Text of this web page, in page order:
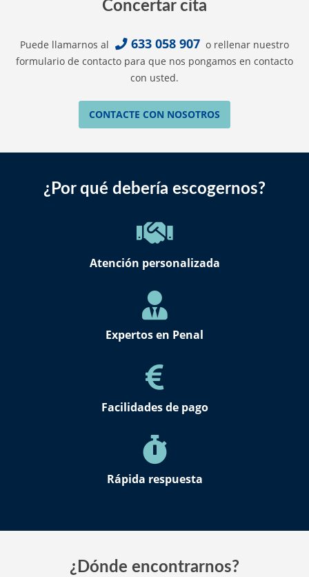
Concertar cita
Puede llamarnos al 633 058 907 o rellenar nuestro
formulario de contacto para que nos pongamos en contacto
con usted.
CONTACTE CON NOSOTROS
¿Por qué debería escogernos?
Atención personalizada
Expertos en Penal
Facilidades de pago
Rápida respuesta
¿Dónde encontrarnos?